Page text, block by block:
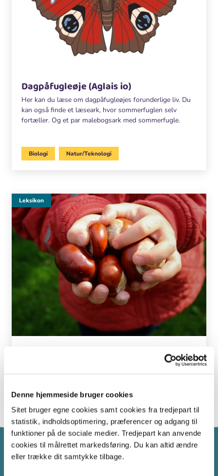
Denne hjemmeside bruger cookies
Sitet bruger egne cookies samt cookies fra tredjepart til
statistik, indholdsoptimering, præferencer og adgang til
funktioner på de sociale medier. Tredjepart kan anvende
cookies til målrettet markedsføring. Du kan altid ændre
eller trække dit samtykke tilbage.
Dagpåfugleøje (Aglais io)
Her kan du læse om dagpåfugleøjes forunderlige liv. Du
kan også finde et læseark, hvor sommerfuglen selv
fortæller. Og et par malebogsark med sommerfugle.
Biologi Natur/Teknologi
Her kan du finde de højeste bakker, de længste åer og de
Leksikon